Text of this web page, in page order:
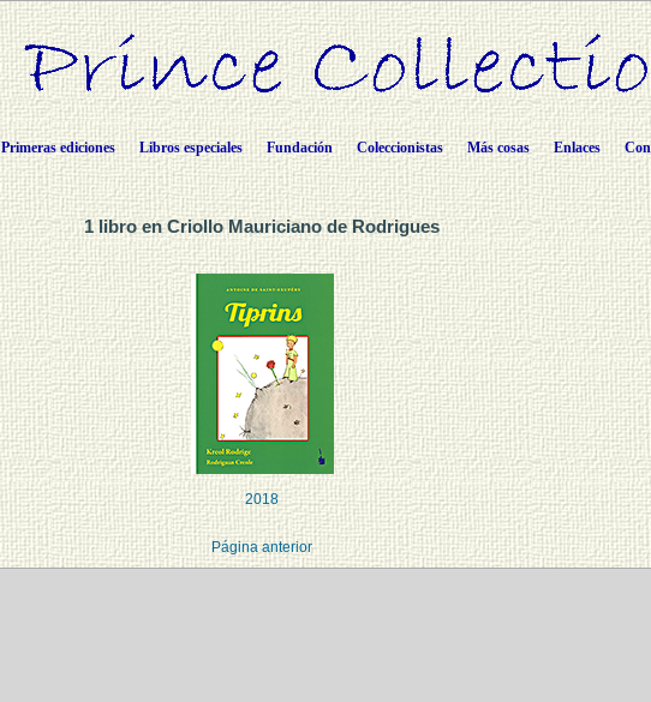
Primeras ediciones Libros especiales Fundación Coleccionistas Más cosas Enlaces
1 libro en Criollo Mauriciano de Rodrigues
2018
Página anterior